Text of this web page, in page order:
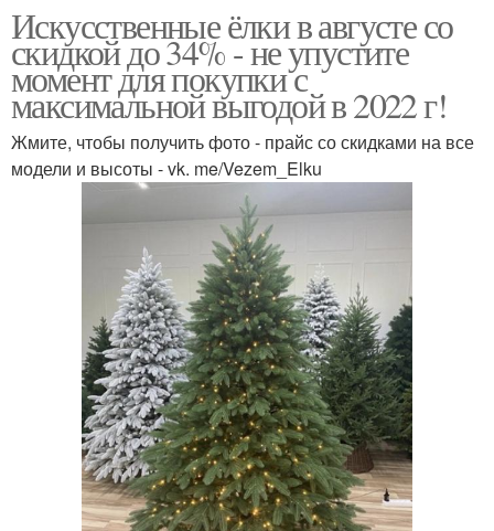
Искусственные ёлки в августе со
скидкой до 34% - не упустите
момент для покупки с
максимальной выгодой в 2022 г!
Жмите, чтобы получить фото - прайс со скидками на все
модели и высоты - vk. me/Vezem_Elku